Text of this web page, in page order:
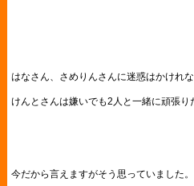
はなさん、さめりんさんに迷惑はかけれな
けんとさんは嫌いでも2人と一緒に頑張り
今だから言えますがそう思っていました。